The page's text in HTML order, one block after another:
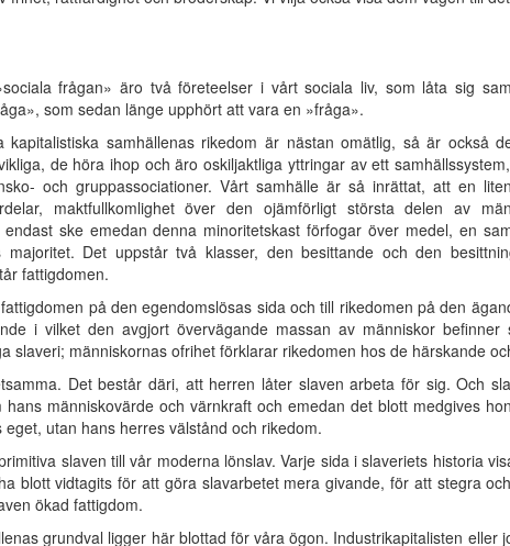
frågan» äro två företeelser i vårt sociala liv, som låta sig
som sedan länge upphört att vara en »fråga».
samhällenas rikedom är nästan omätlig, så är också
de höra ihop och äro oskiljaktliga yttringar av ett
och gruppassociationer. Vårt samhälle är så inrättat, att en liten
maktfullkomlighet över den ojämförligt största delen av
ske emedan denna minoritetskast förfogar över medel, en
majoritet. Det uppstår två klasser, den besittande och den
fattigdomen.
på den egendomslösas sida och till rikedomen på den
i vilket den avgjort övervägande massan av människor
slaveri; människornas ofrihet förklarar rikedomen hos de härskande
Det består däri, att herren låter slaven arbeta för sig. Och
människovärde och värnkraft och emedan det blott medgives
utan hans herres välstånd och rikedom.
slaven till vår moderna lönslav. Varje sida i slaveriets historia
blott vidtagits för att göra slavarbetet mera givande, för att stegra
ökad fattigdom.
grundval ligger här blottad för våra ögon. Industrikapitalisten